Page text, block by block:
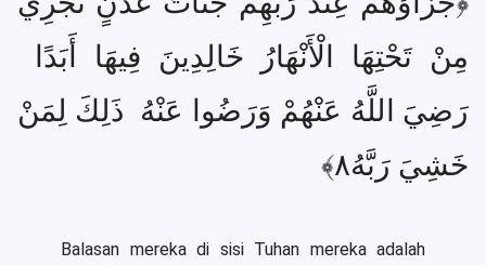
مِنْ تَحْتِهَا الْأَنْهَارُ خَالِدِينَ فِيهَا أَبَدًا
رَضِيَ اللَّهُ عَنْهُمْ وَرَضُوا عَنْهُ ذَلِكَ لِمَنْ
خَشِيَ رَبَّهُ٨﴾
Balasan mereka di sisi Tuhan mereka adalah